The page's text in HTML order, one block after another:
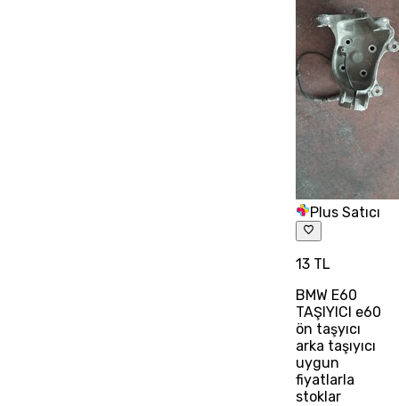
Plus Satıcı
13 TL
BMW E60
TAŞIYICI e60
ön taşyıcı
arka taşıyıcı
uygun
fiyatlarla
stoklar